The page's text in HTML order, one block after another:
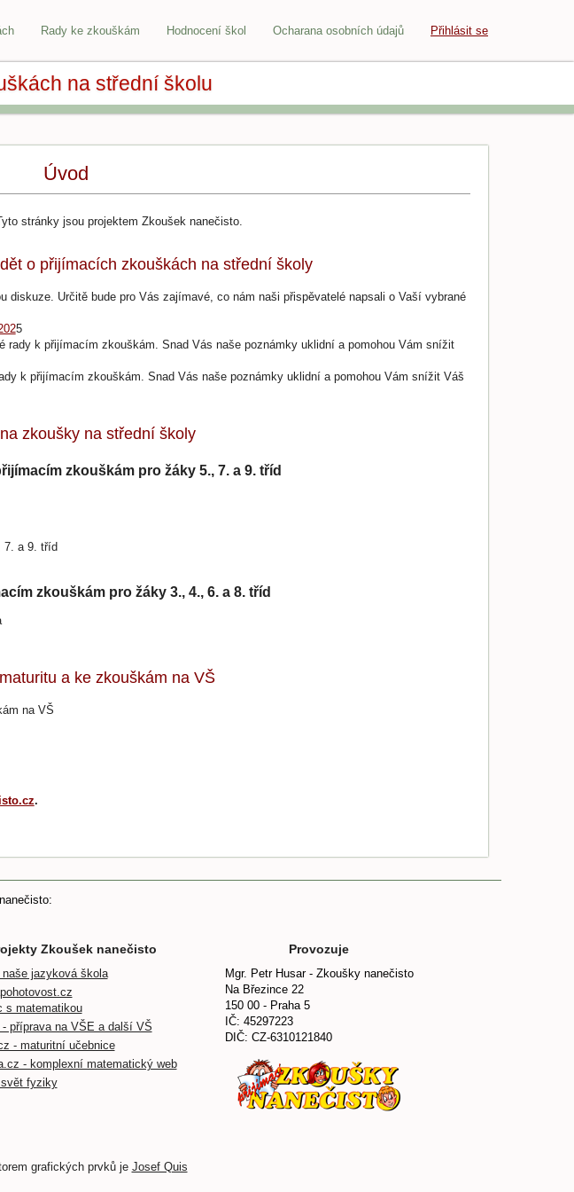
Přihlásit se
Rady ke zkouškám Hodnocení škol Ocharana osobních údajů
na střední školu
Úvod
stránky jsou projektem Zkoušek nanečisto.
o přijímacích zkouškách na střední školy
diskuze. Určitě bude pro Vás zajímavé, co nám naši přispěvatelé napsali o Vaší vybrané
5
rady k přijímacím zkouškám. Snad Vás naše poznámky uklidní a pomohou Vám snížit
k přijímacím zkouškám. Snad Vás naše poznámky uklidní a pomohou Vám snížit Váš
zkoušky na střední školy
zkouškám pro žáky 5., 7. a 9. tříd
7. a 9. tříd
zkouškám pro žáky 3., 4., 6. a 8. tříd
a ke zkouškám na VŠ
na VŠ
.
Zkoušek nanečisto
jazyková škola
s matematikou
příprava na VŠE a další VŠ
- maturitní učebnice
- komplexní matematický web
fyziky
Provozuje
Mgr. Petr Husar - Zkoušky nanečisto
Na Březince 22
150 00 - Praha 5
IČ: 45297223
DIČ: CZ-6310121840
grafických prvků je Josef Quis